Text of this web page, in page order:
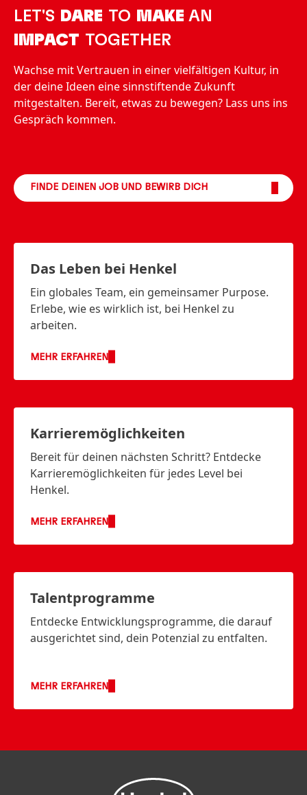
LET'S DARE TO MAKE AN
IMPACT TOGETHER
Wachse mit Vertrauen in einer vielfältigen Kultur, in
der deine Ideen eine sinnstiftende Zukunft
mitgestalten. Bereit, etwas zu bewegen? Lass uns ins
Gespräch kommen.
FINDE DEINEN JOB UND BEWIRB DICH
Das Leben bei Henkel
Ein globales Team, ein gemeinsamer Purpose.
Erlebe, wie es wirklich ist, bei Henkel zu
arbeiten.
MEHR ERFAHREN
Karrieremöglichkeiten
Bereit für deinen nächsten Schritt? Entdecke
Karrieremöglichkeiten für jedes Level bei
Henkel.
MEHR ERFAHREN
Talentprogramme
Entdecke Entwicklungsprogramme, die darauf
ausgerichtet sind, dein Potenzial zu entfalten.
MEHR ERFAHREN